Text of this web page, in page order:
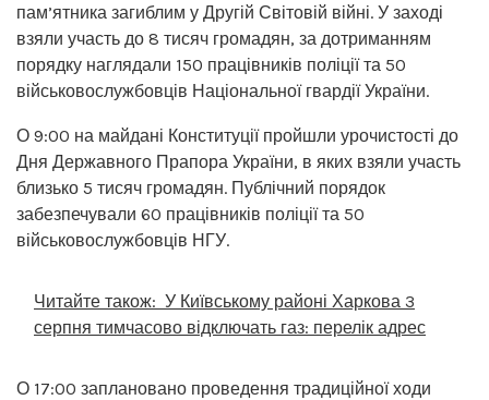
пам’ятника загиблим у Другій Світовій війні. У заході
взяли участь до 8 тисяч громадян, за дотриманням
порядку наглядали 150 працівників поліції та 50
військовослужбовців Національної гвардії України.
О 9:00 на майдані Конституції пройшли урочистості до
Дня Державного Прапора України, в яких взяли участь
близько 5 тисяч громадян. Публічний порядок
забезпечували 60 працівників поліції та 50
військовослужбовців НГУ.
Читайте також: У Київському районі Харкова 3
серпня тимчасово відключать газ: перелік адрес
О 17:00 заплановано проведення традиційної ходи